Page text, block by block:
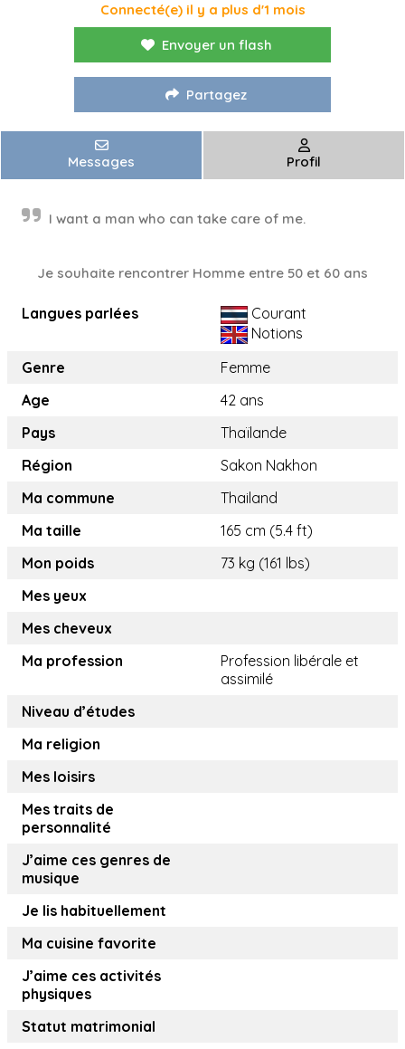
Connecté(e) il y a plus d'1 mois
Envoyer un flash
Partagez
Messages Profil
I want a man who can take care of me.
Je souhaite rencontrer Homme entre 50 et 60 ans
Langues parlées
Courant
Notions
Genre
Femme
Age
42 ans
Pays
Thaïlande
Région
Sakon Nakhon
Ma commune
Thailand
Ma taille
165 cm (5.4 ft)
Mon poids
73 kg (161 lbs)
Mes yeux
Mes cheveux
Ma profession
Profession libérale et
assimilé
Niveau d’études
Ma religion
Mes loisirs
Mes traits de
personnalité
J’aime ces genres de
musique
Je lis habituellement
Ma cuisine favorite
J’aime ces activités
physiques
Statut matrimonial